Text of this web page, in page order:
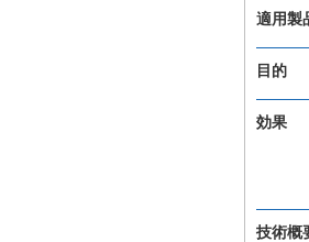
適用製
目的
効果
技術概